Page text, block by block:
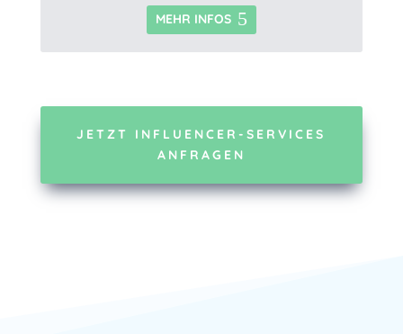
MEHR INFOS
JETZT INFLUENCER-SERVICES
ANFRAGEN